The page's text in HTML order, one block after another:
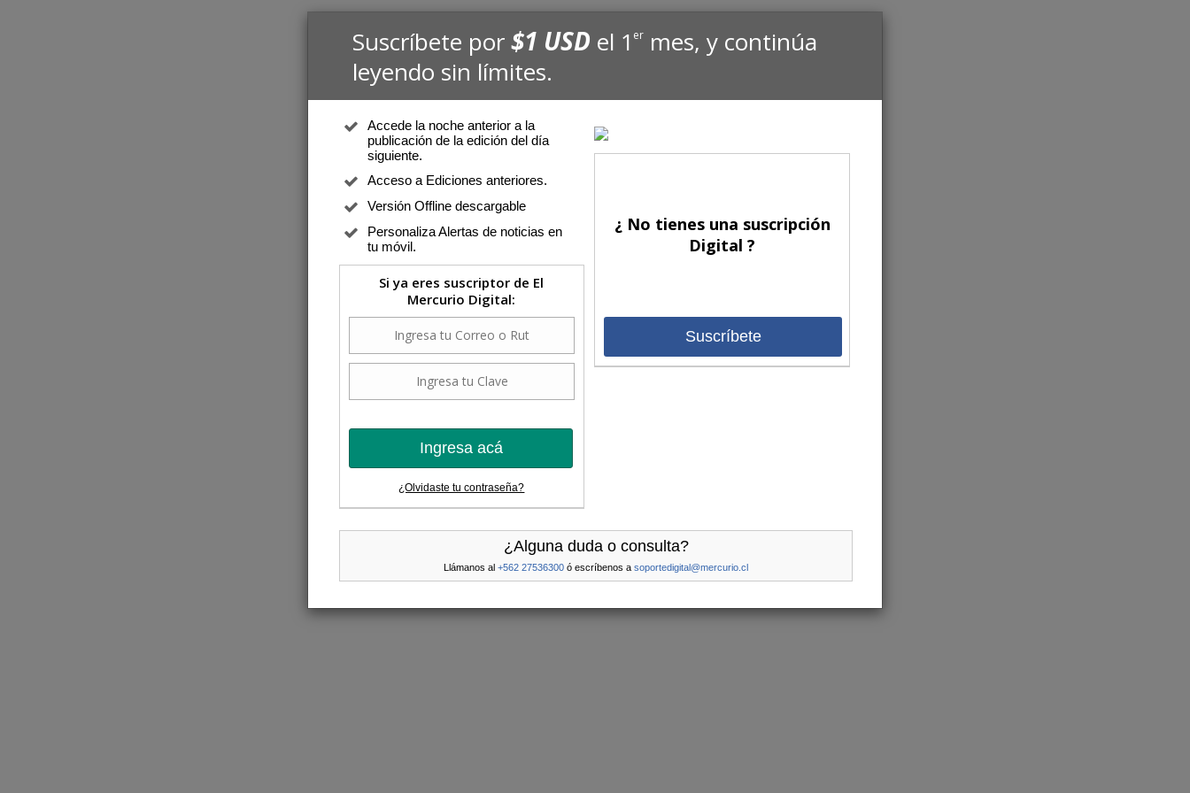
Suscríbete por$1 USD el 1er mes, y continúa
leyendo sin límites.
Accede la noche anterior a la
publicación de la edición del día
siguiente.
Acceso a Ediciones anteriores.
Versión Offline descargable
Personaliza Alertas de noticias en
tu móvil.
Si ya eres suscriptor de El
Mercurio Digital:
Ingresa acá
¿Olvidaste tu contraseña?
¿ No tienes una suscripción
Digital ?
Suscríbete
¿Alguna duda o consulta?
Llámanos al +562 27536300 ó escríbenos a soportedigital@mercurio.cl